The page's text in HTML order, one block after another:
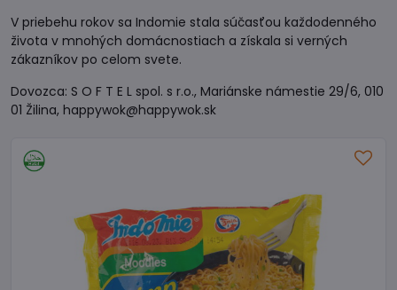
V priebehu rokov sa Indomie stala súčasťou každodenného
života v mnohých domácnostiach a získala si verných
zákazníkov po celom svete.
Dovozca: S O F T E L spol. s r.o., Mariánske námestie 29/6, 010
01 Žilina, happywok@happywok.sk